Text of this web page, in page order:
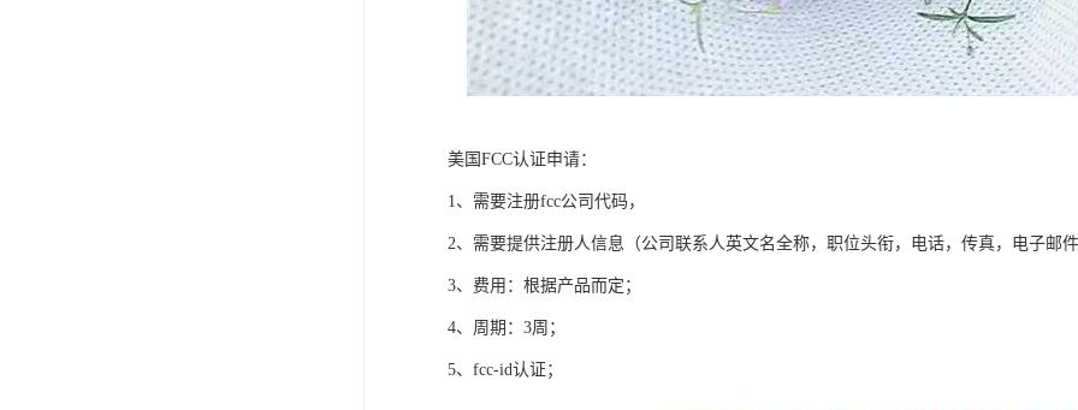
美国FCC认证申请：
1、需要注册fcc公司代码，
2、需要提供注册人信息（公司联系人英文名全称，职位头衔，电话，传真，电子邮
3、费用：根据产品而定；
4、周期：3周；
5、fcc-id认证；